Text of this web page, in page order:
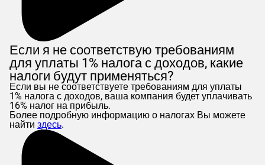
Если я не соответствую требованиям
для уплаты 1% налога с доходов, какие
налоги будут применяться?
Если вы не соответствуете требованиям для уплаты
1% налога с доходов, ваша компания будет уплачивать
16% налог на прибыль.
Более подробную информацию о налогах Вы можете
найти здесь.